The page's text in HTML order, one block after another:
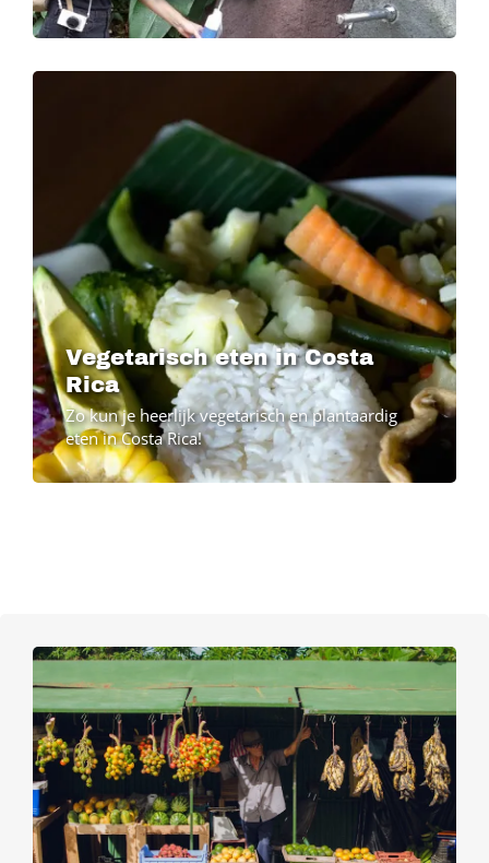
Image
Vegetarisch eten in Costa
Rica
Zo kun je heerlijk vegetarisch en plantaardig
eten in Costa Rica!